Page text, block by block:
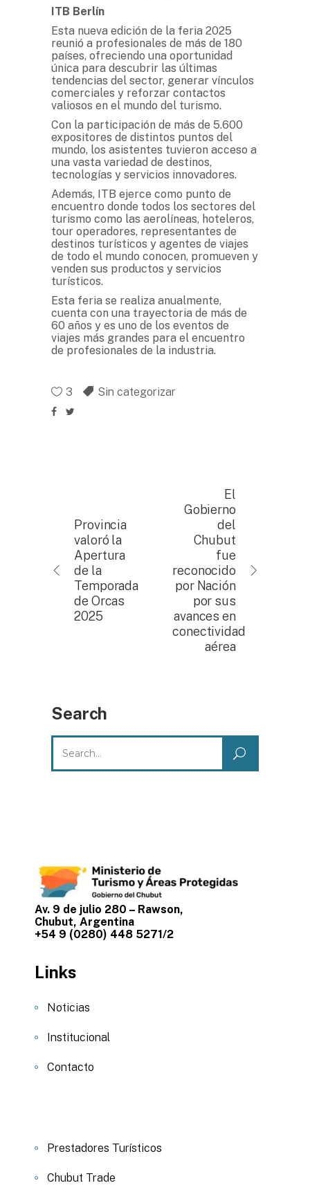
ITB Berlín
Esta nueva edición de la feria 2025
reunió a profesionales de más de 180
países, ofreciendo una oportunidad
única para descubrir las últimas
tendencias del sector, generar vínculos
comerciales y reforzar contactos
valiosos en el mundo del turismo.
Con la participación de más de 5.600
expositores de distintos puntos del
mundo, los asistentes tuvieron acceso a
una vasta variedad de destinos,
tecnologías y servicios innovadores.
Además, ITB ejerce como punto de
encuentro donde todos los sectores del
turismo como las aerolíneas, hoteleros,
tour operadores, representantes de
destinos turísticos y agentes de viajes
de todo el mundo conocen, promueven y
venden sus productos y servicios
turísticos.
Esta feria se realiza anualmente,
cuenta con una trayectoria de más de
60 años y es uno de los eventos de
viajes más grandes para el encuentro
de profesionales de la industria.
3 Sin categorizar
Provincia
valoró la
Apertura
de la
Temporada
de Orcas
2025
El
Gobierno
del
Chubut
fue
reconocido
por Nación
por sus
avances en
conectividad
aérea
Search
Search
for:
Av. 9 de julio 280 – Rawson,
Chubut, Argentina
+54 9 (0280) 448 5271/2
Links
Noticias
Institucional
Contacto
Prestadores Turísticos
Chubut Trade